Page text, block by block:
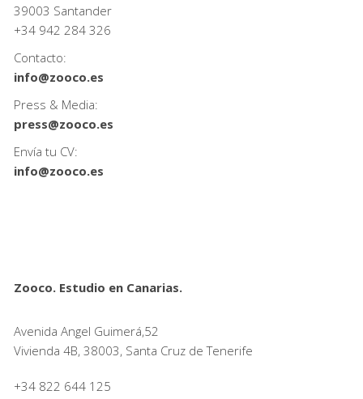
39003 Santander
+34 942 284 326
Contacto:
info@zooco.es
Press & Media:
press@zooco.es
Envía tu CV:
info@zooco.es
Zooco. Estudio en Canarias.
Avenida Angel Guimerá,52
Vivienda 4B, 38003, Santa Cruz de Tenerife
+34 822 644 125